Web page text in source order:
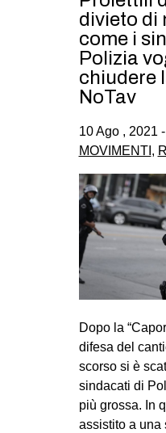
divieto di
come i
Polizia
chiudere
NoTav
10 Ago , 2021 -
MOVIMENTI ,
Dopo la
difesa del
scorso si è
sindacati di
più grossa. In
assistito a una